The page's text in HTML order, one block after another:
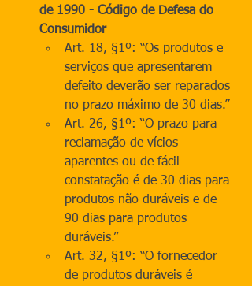
de 1990 - Código de Defesa do
Consumidor
Art. 18, §1º: “Os produtos e
serviços que apresentarem
defeito deverão ser reparados
no prazo máximo de 30 dias.”
Art. 26, §1º: “O prazo para
reclamação de vícios
aparentes ou de fácil
constatação é de 30 dias para
produtos não duráveis e de
90 dias para produtos
duráveis.”
Art. 32, §1º: “O fornecedor
de produtos duráveis é